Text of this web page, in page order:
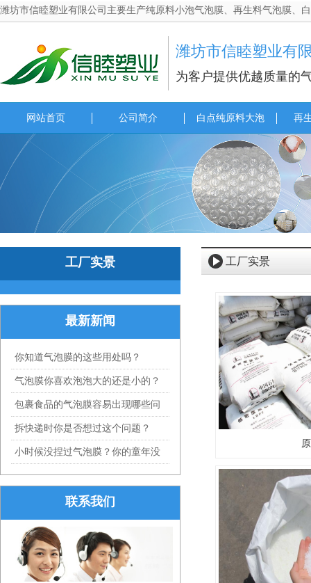
潍坊市信睦塑业有限公司主要生产纯原料小泡气泡膜、再生料气泡膜、
潍坊市信睦塑业有
为客户提供优越质量的
网站首页 公司简介 白点纯原料大泡 再
工厂实景
工厂实景
最新新闻
你知道气泡膜的这些用处吗？
气泡膜你喜欢泡泡大的还是小的？
包裹食品的气泡膜容易出现哪些问
拆快递时你是否想过这个问题？
小时候没捏过气泡膜？你的童年没
联系我们